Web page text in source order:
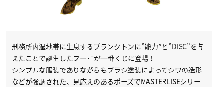
刑務所内湿地帯に生息するプランクトンに”能力”と”DISC”を与
えたことで誕生したフー･Fが一番くじに登場！
シンプルな服装でありながらもブラシ塗装によってシワの造形
などが強調された、見応えのあるポーズでMASTERLISEシリー